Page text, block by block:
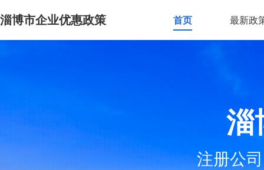
淄博市企业优惠政策 首页 最新政
淄
注册公